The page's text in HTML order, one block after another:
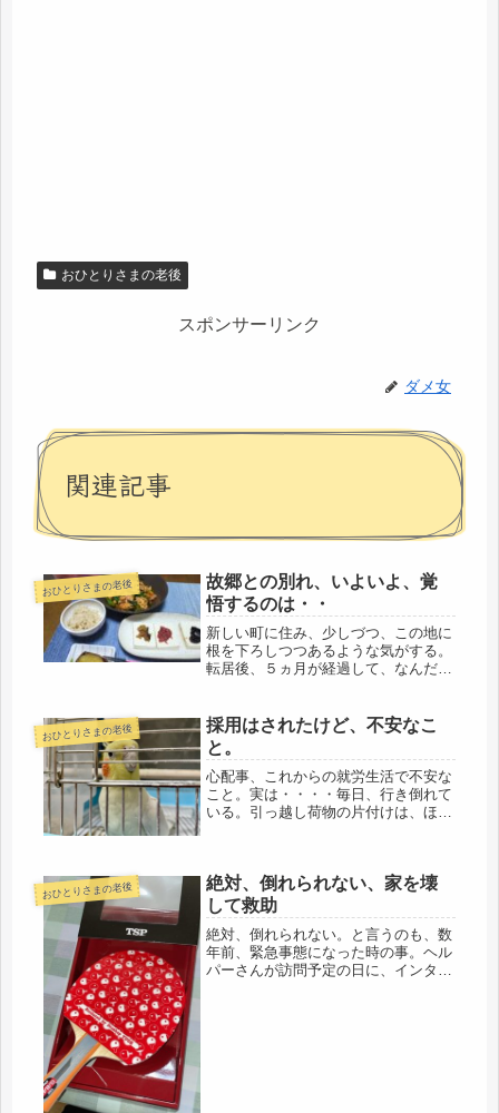
おひとりさまの老後
スポンサーリンク
ダメ女
関連記事
おひとりさまの老後
故郷との別れ、いよいよ、覚
悟するのは・・
新しい町に住み、少しづつ、この地に
根を下ろしつつあるような気がする。
転居後、５ヵ月が経過して、なんだ
年。その地といよいよお別れできるよ
うな気分。引っ越し前後は、落ち着い
て考...
おひとりさまの老後
採用はされたけど、不安なこ
と。
心配事、これからの就労生活で不安な
こと。実は・・・・毎日、行き倒れて
いる。引っ越し荷物の片付けは、ほぼ
い。肩に力が入って、ガチガチ（笑）
まず...
おひとりさまの老後
絶対、倒れられない、家を壊
して救助
絶対、倒れられない。と言うのも、数
年前、緊急事態になった時の事。ヘル
パーさんが訪問予定の日に、インター